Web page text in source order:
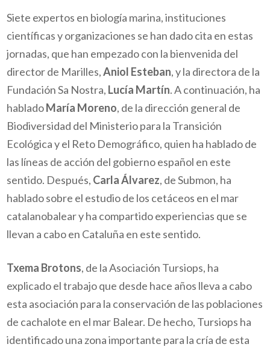
Siete expertos en biología marina, instituciones
científicas y organizaciones se han dado cita en estas
jornadas, que han empezado con la bienvenida del
director de Marilles,Aniol Esteban, y la directora de la
Fundación Sa Nostra, Lucía Martín. A continuación, ha
habladoMaría Moreno, de la dirección general de
Biodiversidad del Ministerio para la Transición
Ecológica y el Reto Demográfico, quien ha hablado de
las líneas de acción del gobierno español en este
sentido. Después, Carla Álvarez, de Submon, ha
hablado sobre el estudio de los cetáceos en el mar
catalanobalear y ha compartido experiencias que se
llevan a cabo en Cataluña en este sentido.
Txema Brotons, de la Asociación Tursiops, ha
explicado el trabajo que desde hace años lleva a cabo
esta asociación para la conservación de las poblaciones
de cachalote en el mar Balear. De hecho, Tursiops ha
identificado una zona importante para la cría de esta